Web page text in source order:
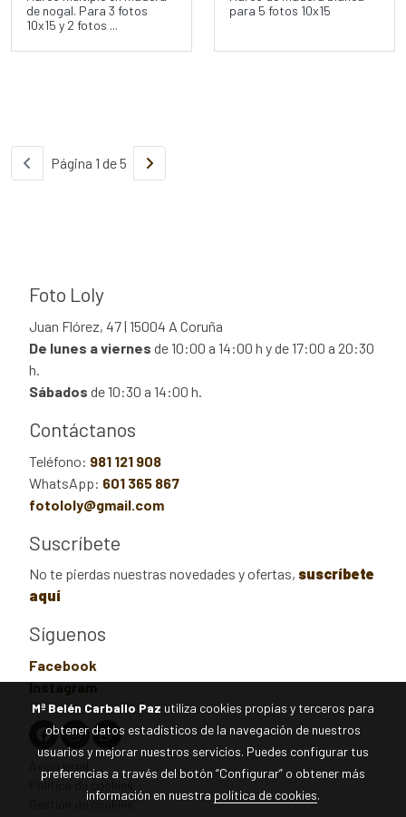
de nogal. Para 3 fotos
10x15 y 2 fotos ...
para 5 fotos 10x15
Página 1 de 5
Foto Loly
Juan Flórez, 47 | 15004 A Coruña
De lunes a viernes de 10:00 a 14:00 h y de 17:00 a 20:30
h.
Sábados de 10:30 a 14:00 h.
Contáctanos
Teléfono: 981 121 908
WhatsApp: 601 365 867
fotololy@gmail.com
Suscríbete
No te pierdas nuestras novedades y ofertas, suscríbete
aquí
Síguenos
Facebook
Instagram
Aviso legal
Política de cookies
Gestión de cookies
Mª Belén Carballo Paz utiliza cookies propias y terceros para
obtener datos estadísticos de la navegación de nuestros
usuarios y mejorar nuestros servicios. Puedes configurar tus
preferencias a través del botón “Configurar” o obtener más
información en nuestra política de cookies.